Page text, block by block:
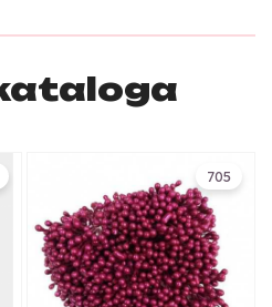
kataloga
705